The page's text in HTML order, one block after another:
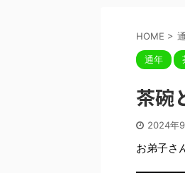
HOME >
通年
茶碗
2024年
お弟子さ